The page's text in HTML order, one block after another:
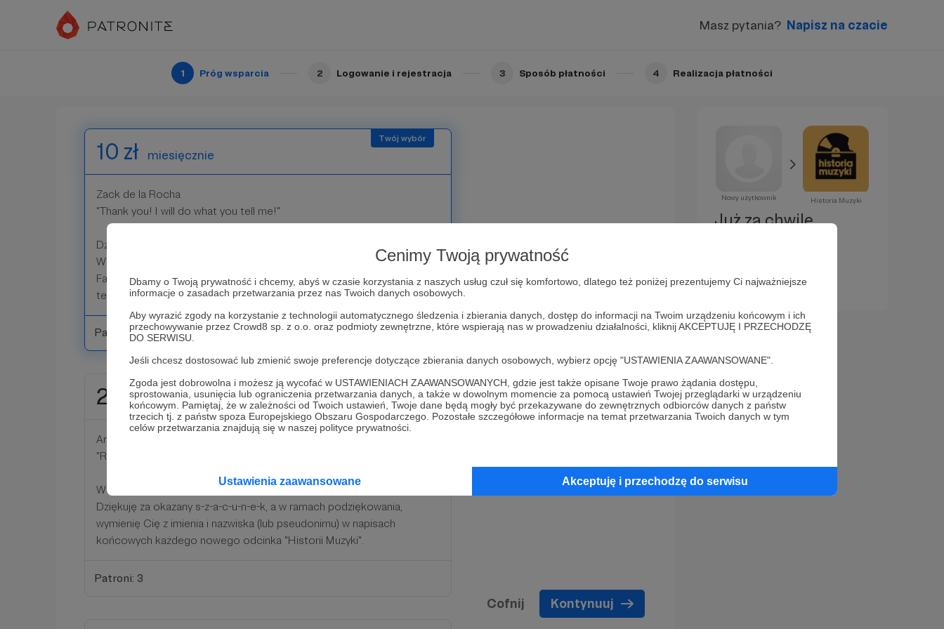
Cenimy Twoją prywatność
Dbamy o Twoją prywatność i chcemy, abyś w czasie korzystania z naszych usług czuł się komfortowo, dlatego też poniżej prezentujemy Ci najważniejsze
informacje o zasadach przetwarzania przez nas Twoich danych osobowych.
Aby wyrazić zgody na korzystanie z technologii automatycznego śledzenia i zbierania danych, dostęp do informacji na Twoim urządzeniu końcowym i ich
przechowywanie przez Crowd8 sp. z o.o. oraz podmioty zewnętrzne, które wspierają nas w prowadzeniu działalności, kliknij AKCEPTUJĘ I PRZECHODZĘ
DO SERWISU.
Jeśli chcesz dostosować lub zmienić swoje preferencje dotyczące zbierania danych osobowych, wybierz opcję "USTAWIENIA ZAAWANSOWANE".
Zgoda jest dobrowolna i możesz ją wycofać w USTAWIENIACH ZAAWANSOWANYCH, gdzie jest także opisane Twoje prawo żądania dostępu,
sprostowania, usunięcia lub ograniczenia przetwarzania danych, a także w dowolnym momencie za pomocą ustawień Twojej przeglądarki w urządzeniu
końcowym. Pamiętaj, że w zależności od Twoich ustawień, Twoje dane będą mogły być przekazywane do zewnętrznych odbiorców danych z państw
trzecich tj. z państw spoza Europejskiego Obszaru Gospodarczego. Pozostałe szczegółowe informacje na temat przetwarzania Twoich danych w tym
celów przetwarzania znajdują się w naszej polityce prywatności.
Ustawienia zaawansowane Akceptuję i przechodzę do serwisu
Masz pytania? Napisz na czacie
1 Próg wsparcia 2 Logowanie i rejestracja 3 Sposób płatności 4 Realizacja płatności
10 zł miesięcznie
Zack de la Rocha
"Thank you! I will do what you tell me!"
Dziękuję za wsparcie!
W ramach podziękowania, uzyskasz dostęp do zamkniętej grupy na
Facebooku, w której będę konsultować z Wami nowe pomysły,
tematy i inspiracje.
Patroni: 3
20 zł miesięcznie
Aretha Franklin
"R-E-S-P-E-C-T, find out what it means to me!"
Wow, dwie dyszki to już nie przelewki!
Dziękuję za okazany s-z-a-c-u-n-e-k, a w ramach podziękowania,
wymienię Cię z imienia i nazwiska (lub pseudonimu) w napisach
końcowych każdego nowego odcinka "Historii Muzyki".
Patroni: 3
Cofnij Kontynuuj
Nowy użytkownik Historia Muzyki
Już za chwilę